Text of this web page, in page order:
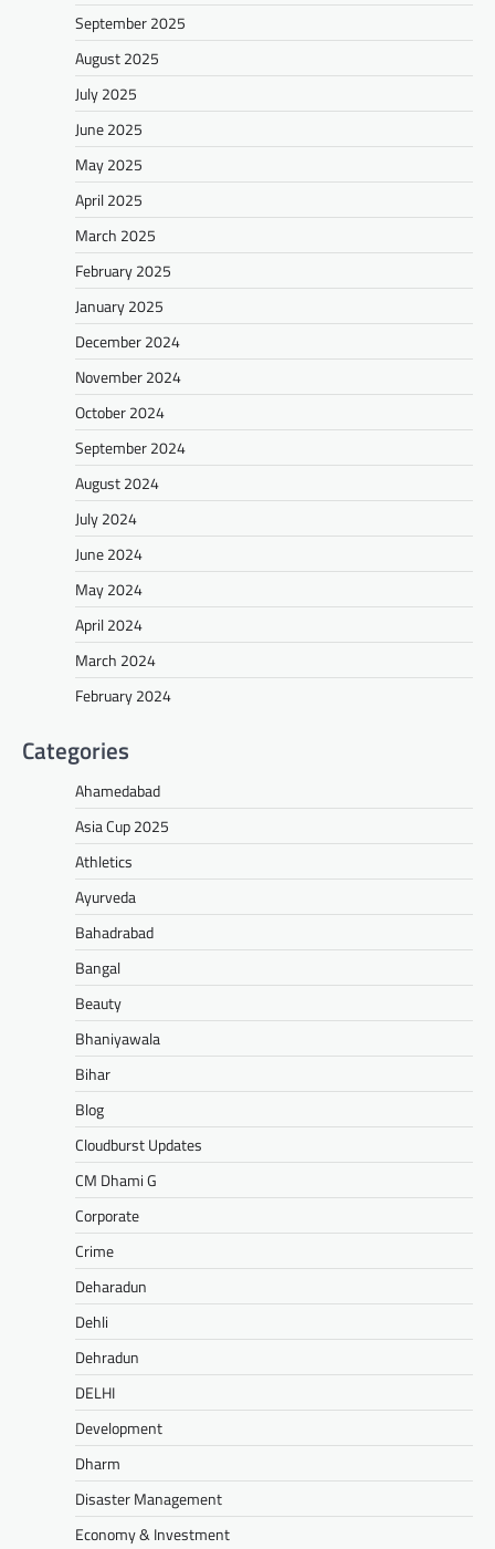
September 2025
August 2025
July 2025
June 2025
May 2025
April 2025
March 2025
February 2025
January 2025
December 2024
November 2024
October 2024
September 2024
August 2024
July 2024
June 2024
May 2024
April 2024
March 2024
February 2024
Categories
Ahamedabad
Asia Cup 2025
Athletics
Ayurveda
Bahadrabad
Bangal
Beauty
Bhaniyawala
Bihar
Blog
Cloudburst Updates
CM Dhami G
Corporate
Crime
Deharadun
Dehli
Dehradun
DELHI
Development
Dharm
Disaster Management
Economy & Investment